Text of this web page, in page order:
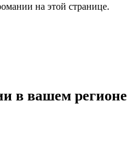
на этой странице.
в вашем регионе